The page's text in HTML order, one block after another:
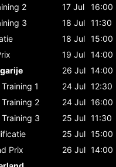
2 17 Jul
16:00
3 18 Jul 11:30
18 Jul 15:00
19 Jul 14:00
26 Jul 14:00
1 24 Jul 12:30
Training 2 24 Jul 16:00
Training 3 25 Jul 11:30
25 Jul 15:00
Prix 26 Jul 14:00